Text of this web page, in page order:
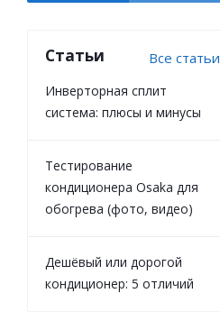
Статьи Все статьи
Инверторная сплит
система: плюсы и минусы
Тестирование
кондиционера Osaka для
обогрева (фото, видео)
Дешёвый или дорогой
кондиционер: 5 отличий